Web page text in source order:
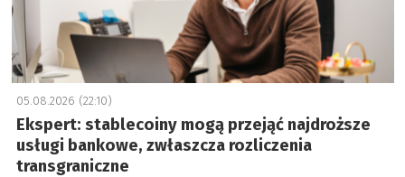
05.08.2026 (22:10)
Ekspert: stablecoiny mogą przejąć najdroższe
usługi bankowe, zwłaszcza rozliczenia
transgraniczne